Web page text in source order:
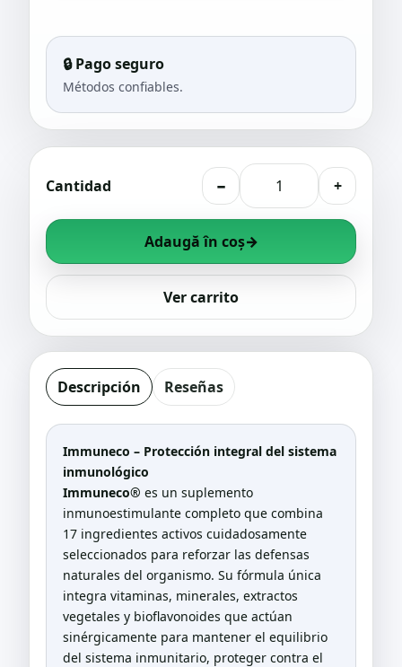
🔒 Pago seguro
Métodos confiables.
Cantidad − +
Adaugă în coș→
Ver carrito
Descripción Reseñas
Immuneco – Protección integral del sistema
inmunológico
Immuneco® es un suplemento
inmunoestimulante completo que combina
17 ingredientes activos cuidadosamente
seleccionados para reforzar las defensas
naturales del organismo. Su fórmula única
integra vitaminas, minerales, extractos
vegetales y bioflavonoides que actúan
sinérgicamente para mantener el equilibrio
del sistema inmunitario, proteger contra el